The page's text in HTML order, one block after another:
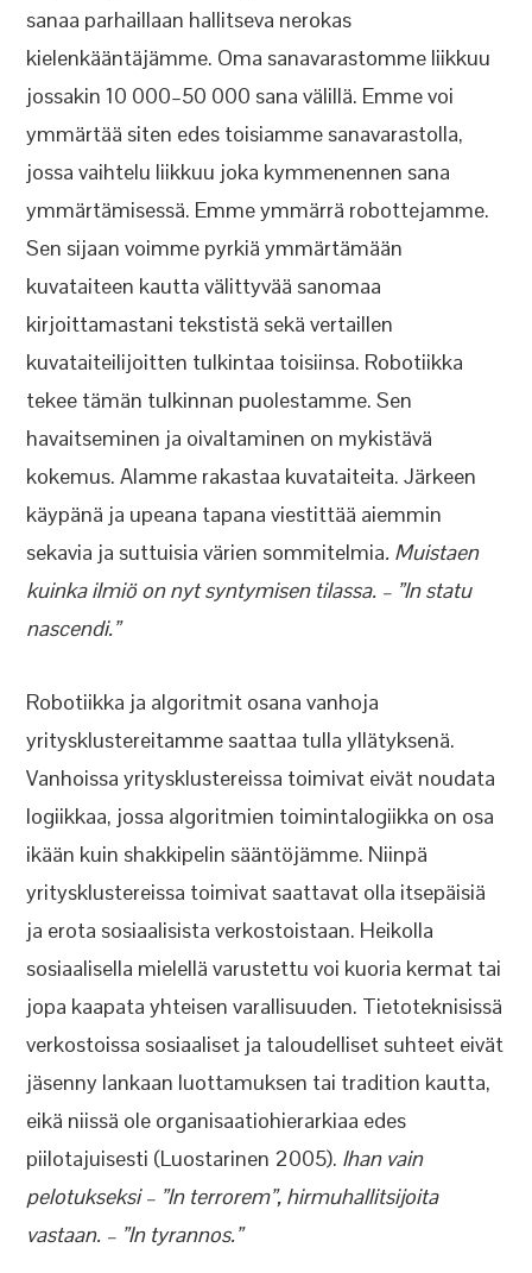
sanaa parhaillaan hallitseva nerokas
kielenkääntäjämme. Oma sanavarastomme liikkuu
jossakin 10 000–50 000 sana välillä. Emme voi
ymmärtää siten edes toisiamme sanavarastolla,
jossa vaihtelu liikkuu joka kymmenennen sana
ymmärtämisessä. Emme ymmärrä robottejamme.
Sen sijaan voimme pyrkiä ymmärtämään
kuvataiteen kautta välittyvää sanomaa
kirjoittamastani tekstistä sekä vertaillen
kuvataiteilijoitten tulkintaa toisiinsa. Robotiikka
tekee tämän tulkinnan puolestamme. Sen
havaitseminen ja oivaltaminen on mykistävä
kokemus. Alamme rakastaa kuvataiteita. Järkeen
käypänä ja upeana tapana viestittää aiemmin
sekavia ja suttuisia värien sommitelmia. Muistaen
kuinka ilmiö on nyt syntymisen tilassa. – ”In statu
nascendi.”
Robotiikka ja algoritmit osana vanhoja
yritysklustereitamme saattaa tulla yllätyksenä.
Vanhoissa yritysklustereissa toimivat eivät noudata
logiikkaa, jossa algoritmien toimintalogiikka on osa
ikään kuin shakkipelin sääntöjämme. Niinpä
yritysklustereissa toimivat saattavat olla itsepäisiä
ja erota sosiaalisista verkostoistaan. Heikolla
sosiaalisella mielellä varustettu voi kuoria kermat tai
jopa kaapata yhteisen varallisuuden. Tietoteknisissä
verkostoissa sosiaaliset ja taloudelliset suhteet eivät
jäsenny lankaan luottamuksen tai tradition kautta,
eikä niissä ole organisaatiohierarkiaa edes
piilotajuisesti (Luostarinen 2005). Ihan vain
pelotukseksi – ”In terrorem”, hirmuhallitsijoita
vastaan. – ”In tyrannos.”